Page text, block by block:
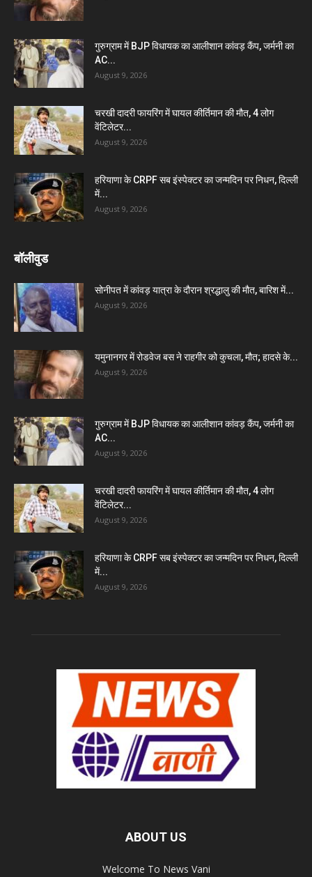
गुरुग्राम में BJP विधायक का आलीशान कांवड़ कैंप, जर्मनी का
AC...
August 9, 2026
चरखी दादरी फायरिंग में घायल कीर्तिमान की मौत, 4 लोग
वेंटिलेटर...
August 9, 2026
हरियाणा के CRPF सब इंस्पेक्टर का जन्मदिन पर निधन, दिल्ली
में...
August 9, 2026
बॉलीवुड
सोनीपत में कांवड़ यात्रा के दौरान श्रद्धालु की मौत, बारिश में...
August 9, 2026
यमुनानगर में रोडवेज बस ने राहगीर को कुचला, मौत; हादसे के...
August 9, 2026
गुरुग्राम में BJP विधायक का आलीशान कांवड़ कैंप, जर्मनी का
AC...
August 9, 2026
चरखी दादरी फायरिंग में घायल कीर्तिमान की मौत, 4 लोग
वेंटिलेटर...
August 9, 2026
हरियाणा के CRPF सब इंस्पेक्टर का जन्मदिन पर निधन, दिल्ली
में...
August 9, 2026
ABOUT US
Welcome To News Vani